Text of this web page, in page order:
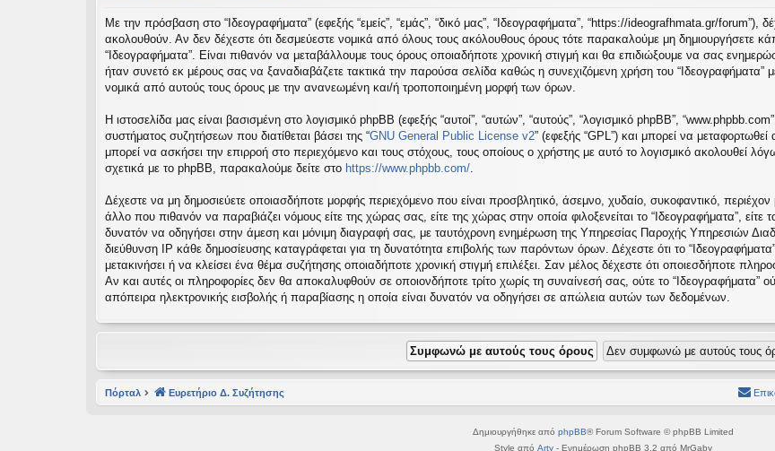
Με την πρόσβαση στο “Ιδεογραφήματα” (εφεξής “εμείς”, “εμάς”, “δικό μας”, “Ιδεογραφήματα”, “https://ideografhmata.gr/forum”),
ακολουθούν. Αν δεν δέχεστε ότι δεσμεύεστε νομικά από όλους τους ακόλουθους όρους τότε παρακαλούμε μη δημιουργήσετε
“Ιδεογραφήματα”. Είναι πιθανόν να μεταβάλλουμε τους όρους οποιαδήποτε χρονική στιγμή και θα επιδιώξουμε να σας
ήταν συνετό εκ μέρους σας να ξαναδιαβάζετε τακτικά την παρούσα σελίδα καθώς η συνεχιζόμενη χρήση του “Ιδεογραφήματα”
νομικά από αυτούς τους όρους με την ανανεωμένη και/ή τροποποιημένη μορφή των όρων.
Η ιστοσελίδα μας είναι βασισμένη στο λογισμικό phpBB (εφεξής “αυτοί”, “αυτών”, “αυτούς”, “λογισμικό phpBB”,
συστήματος συζητήσεων που διατίθεται βάσει της “GNU General Public License v2” (εφεξής “GPL”) και μπορεί να μεταφορτωθεί
μπορεί να ασκήσει την επιρροή στο περιεχόμενο και τους στόχους, τους οποίους ο χρήστης με αυτό το λογισμικό ακολουθεί
σχετικά με το phpBB, παρακαλούμε δείτε στο https://www.phpbb.com/.
Δέχεστε να μη δημοσιεύετε οποιασδήποτε μορφής περιεχόμενο που είναι προσβλητικό, άσεμνο, χυδαίο, συκοφαντικό,
άλλο που πιθανόν να παραβιάζει νόμους είτε της χώρας σας, είτε της χώρας στην οποία φιλοξενείται το “Ιδεογραφήματα”, είτε
δυνατόν να οδηγήσει στην άμεση και μόνιμη διαγραφή σας, με ταυτόχρονη ενημέρωση της Υπηρεσίας Παροχής Υπηρεσιών
διεύθυνση IP κάθε δημοσίευσης καταγράφεται για τη δυνατότητα επιβολής των παρόντων όρων. Δέχεστε ότι το
μετακινήσει ή να κλείσει ένα θέμα συζήτησης οποιαδήποτε χρονική στιγμή επιλέξει. Σαν μέλος δέχεστε ότι οποιεσδήποτε
Αν και αυτές οι πληροφορίες δεν θα αποκαλυφθούν σε οποιονδήποτε τρίτο χωρίς τη συναίνεσή σας, ούτε το “Ιδεογραφήματα”
απόπειρα ηλεκτρονικής εισβολής ή παραβίασης η οποία είναι δυνατόν να οδηγήσει σε απώλεια αυτών των δεδομένων.
Πόρταλ Ευρετήριο Δ. Συζήτησης
Δημιουργήθηκε από phpBB® Forum Software © phpBB Limited
Style από Arty- Ενημέρωση phpBB 3.2 από MrGaby